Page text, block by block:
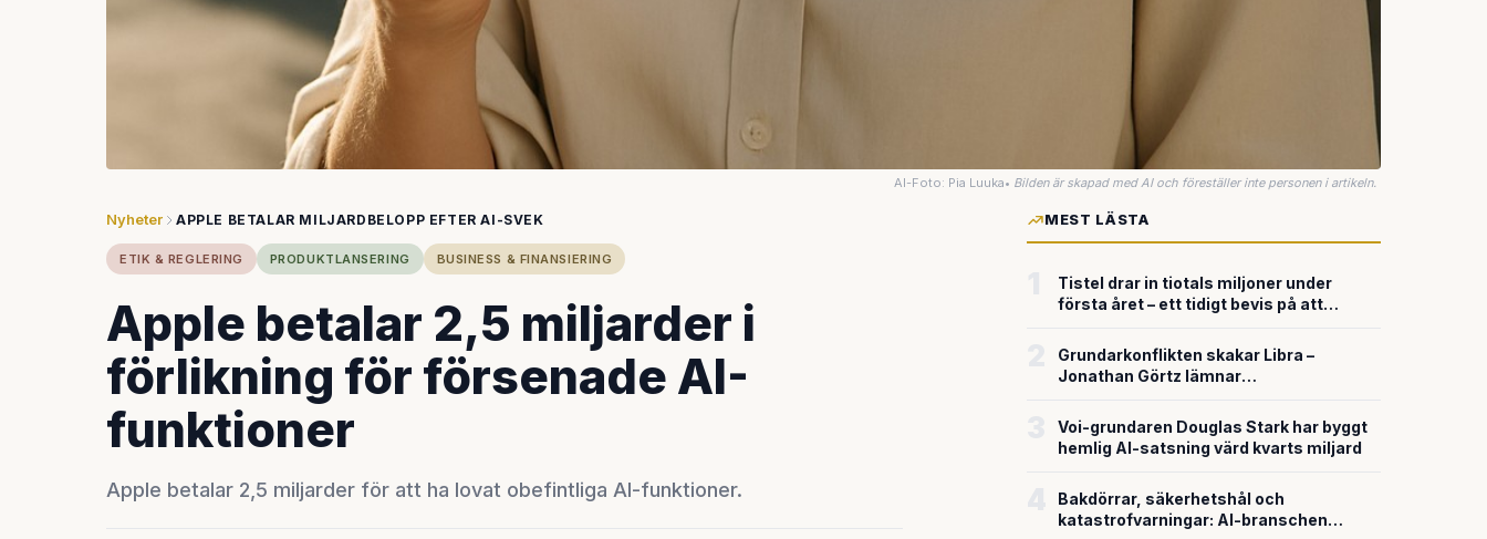
AI-Foto: Pia Luuka• Bilden är skapad med AI och föreställer inte personen i artikeln.
Nyheter APPLE BETALAR MILJARDBELOPP EFTER AI-SVEK
ETIK & REGLERING PRODUKTLANSERING BUSINESS & FINANSIERING
Apple betalar 2,5 miljarder i
förlikning för försenade AI-
funktioner
Apple betalar 2,5 miljarder för att ha lovat obefintliga AI-funktioner.
MEST LÄSTA
Tistel drar in tiotals miljoner under
första året – ett tidigt bevis på att
försvarsteknik
Grundarkonflikten skakar Libra –
Jonathan Görtz lämnar
miljardvärderingen
Voi-grundaren Douglas Stark har byggt
hemlig AI-satsning värd kvarts miljard
Bakdörrar, säkerhetshål och
katastrofvarningar: AI-branschen